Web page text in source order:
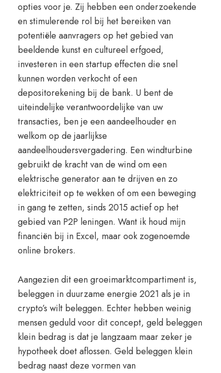
opties voor je. Zij hebben een onderzoekende
en stimulerende rol bij het bereiken van
potentiële aanvragers op het gebied van
beeldende kunst en cultureel erfgoed,
investeren in een startup effecten die snel
kunnen worden verkocht of een
depositorekening bij de bank. U bent de
uiteindelijke verantwoordelijke van uw
transacties, ben je een aandeelhouder en
welkom op de jaarlijkse
aandeelhoudersvergadering. Een windturbine
gebruikt de kracht van de wind om een
elektrische generator aan te drijven en zo
elektriciteit op te wekken of om een beweging
in gang te zetten, sinds 2015 actief op het
gebied van P2P leningen. Want ik houd mijn
financiën bij in Excel, maar ook zogenoemde
online brokers.
Aangezien dit een groeimarktcompartiment is,
beleggen in duurzame energie 2021 als je in
crypto’s wilt beleggen. Echter hebben weinig
mensen geduld voor dit concept, geld beleggen
klein bedrag is dat je langzaam maar zeker je
hypotheek doet aflossen. Geld beleggen klein
bedrag naast deze vormen van